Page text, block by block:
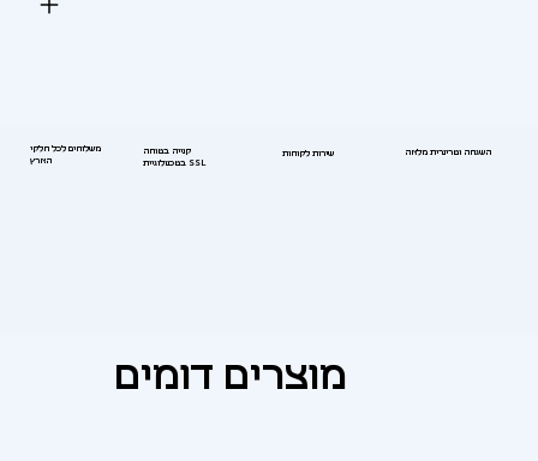
משלוחים לכל חלקי
הארץ
קנייה בטוחה
בטכנולוגיית SSL
שירות לקוחות השגחה וטרינרית מלאה
מוצרים דומים